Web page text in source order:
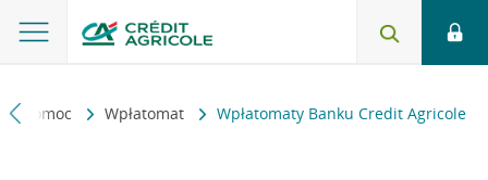
i pomoc Wpłatomat Wpłatomaty Banku Credit Agricole